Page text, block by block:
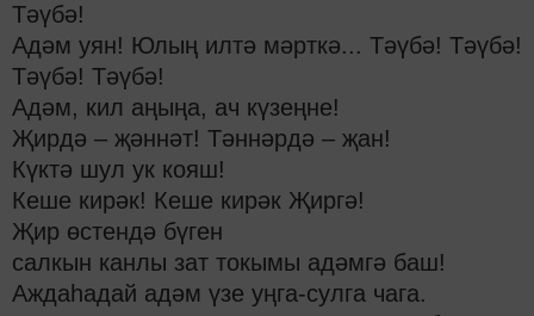
Тәүбә!
Адәм уян! Юлың илтә мәрткә... Тәүбә! Тәүбә!
Тәүбә! Тәүбә!
Адәм, кил аңыңа, ач күзеңне!
Җирдә – җәннәт! Тәннәрдә – җан!
Күктә шул ук кояш!
Кеше кирәк! Кеше кирәк Җиргә!
Җир өстендә бүген
салкын канлы зат токымы адәмгә баш!
Аждаһадай адәм үзе уңга-сулга чага.